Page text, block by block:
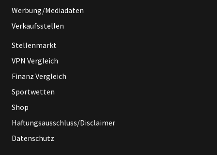
Werbung/Mediadaten
Verkaufsstellen
Stellenmarkt
VPN Vergleich
Finanz Vergleich
Sportwetten
Shop
Haftungsausschluss/Disclaimer
Datenschutz